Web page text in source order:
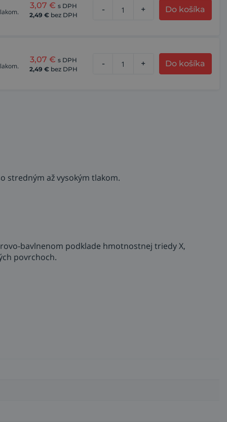
3,07 € s DPH
2,49 € bez DPH
- + Do košíka
3,07 € s DPH
2,49 € bez DPH
- + Do košíka
stredným až vysokým tlakom.
bavlnenom podklade hmotnostnej triedy X,
povrchoch.